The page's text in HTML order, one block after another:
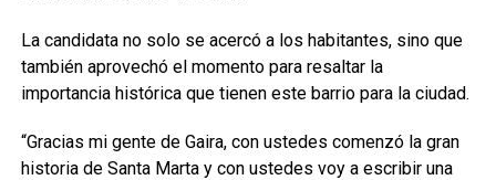
La candidata no solo se acercó a los habitantes, sino que
también aprovechó el momento para resaltar la
importancia histórica que tienen este barrio para la ciudad.
“Gracias mi gente de Gaira, con ustedes comenzó la gran
historia de Santa Marta y con ustedes voy a escribir una